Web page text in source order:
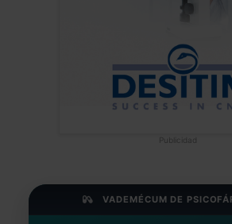
Publicidad
VADEMÉCUM DE